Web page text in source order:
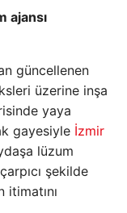
ajansı
güncellenen
üzerine inşa
yaya
gayesiyle İzmir
lüzum
şekilde